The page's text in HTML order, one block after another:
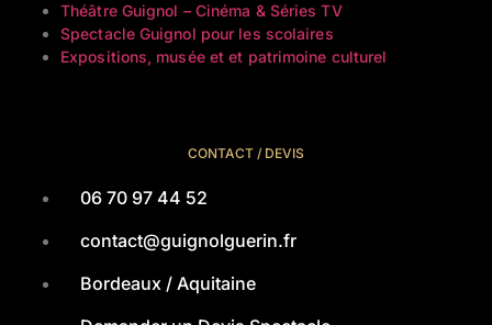
Théâtre Guignol – Cinéma & Séries TV
Spectacle Guignol pour les scolaires
Expositions, musée et et patrimoine culturel
CONTACT / DEVIS
06 70 97 44 52
contact@guignolguerin.fr
Bordeaux / Aquitaine